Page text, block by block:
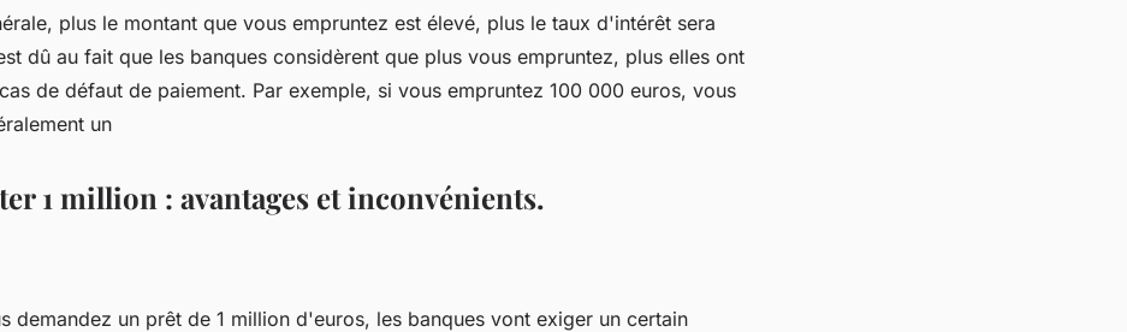
plus le montant que vous empruntez est élevé, plus le taux d'intérêt sera
dû au fait que les banques considèrent que plus vous empruntez, plus elles ont
de défaut de paiement. Par exemple, si vous empruntez 100 000 euros, vous
un
1 million : avantages et inconvénients.
demandez un prêt de 1 million d'euros, les banques vont exiger un certain